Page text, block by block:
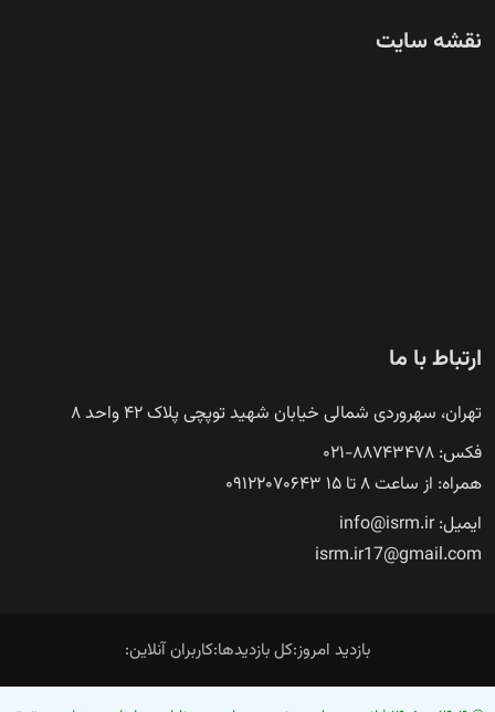
نقشه سایت
ارتباط با ما
تهران، سهروردی شمالی خیابان شهید توپچی پلاک ۴۲ واحد ۸
فکس: ۸۸۷۴۳۴۷۸-۰۲۱
همراه: از ساعت ۸ تا ۱۵ ۰۹۱۲۲۰۷۰۶۴۳
ایمیل: info@isrm.ir
isrm.ir17@gmail.com
بازدید امروز:کل بازدیدها:کاربران آنلاین: